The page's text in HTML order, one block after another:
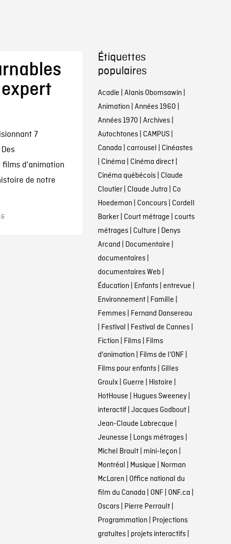
7
films d'animation
de notre
Étiquettes
populaires
Acadie | Alanis Obomsawin |
Animation | Années 1960 |
Années 1970 | Archives|
Autochtones| CAMPUS|
Canada | carrousel | Cinéastes
| Cinéma | Cinéma direct|
Cinéma québécois| Claude
Cloutier| Claude Jutra | Co
Hoedeman | Concours| Cordell
Barker| Court métrage | courts
métrages| Culture | Denys
Arcand | Documentaire |
documentaires|
documentaires Web |
Éducation | Enfants| entrevue |
Environnement| Famille |
Femmes| Fernand Dansereau
| Festival | Festival de Cannes|
Fiction | Films| Films
d'animation | Films de l'ONF|
Films pour enfants| Gilles
Groulx| Guerre | Histoire |
HotHouse | Hugues Sweeney|
interactif| Jacques Godbout|
Jean-Claude Labrecque |
Jeunesse | Longs métrages|
Michel Brault| mini-leçon |
Montréal | Musique | Norman
McLaren | Office national du
film du Canada | ONF| ONF.ca |
Oscars| Pierre Perrault|
Programmation | Projections
gratuites| projets interactifs|